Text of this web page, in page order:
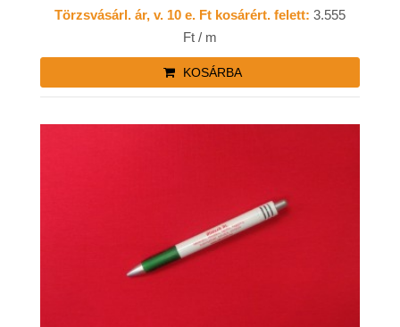
Törzsvásárl. ár, v. 10 e. Ft kosárért. felett: 3.555
Ft / m
KOSÁRBA